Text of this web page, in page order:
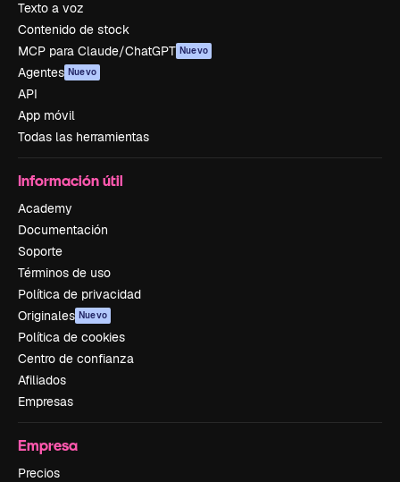
Texto a voz
Contenido de stock
MCP para Claude/ChatGPT Nuevo
Agentes Nuevo
API
App móvil
Todas las herramientas
Información útil
Academy
Documentación
Soporte
Términos de uso
Política de privacidad
Originales Nuevo
Política de cookies
Centro de confianza
Afiliados
Empresas
Empresa
Precios